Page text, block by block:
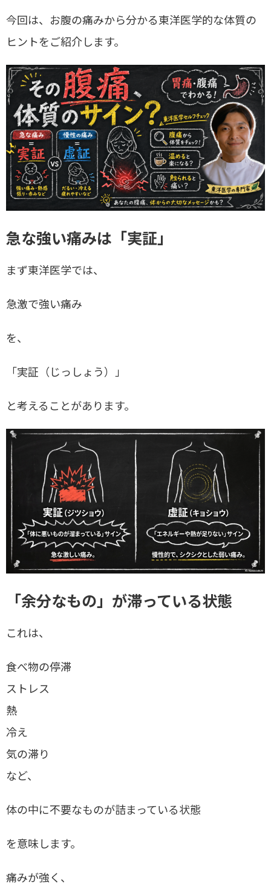
今回は、お腹の痛みから分かる東洋医学的な体質の
ヒントをご紹介します。
急な強い痛みは「実証」
まず東洋医学では、
急激で強い痛み
を、
「実証（じっしょう）」
と考えることがあります。
「余分なもの」が滞っている状態
これは、
食べ物の停滞
ストレス
熱
冷え
気の滞り
など、
体の中に不要なものが詰まっている状態
を意味します。
痛みが強く、